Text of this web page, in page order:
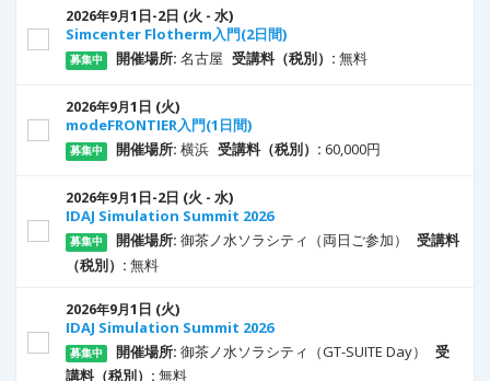
2026年9月1 日-2日 (火 - 水)
Simcenter Flotherm入門(2日間)
募集中 開催場所: 名古屋 受講料（税別）: 無料
2026年9月1 日 (火)
modeFRONTIER入門(1日間)
募集中 開催場所: 横浜 受講料（税別）: 60,000円
2026年9月1 日-2日 (火 - 水)
IDAJ Simulation Summit 2026
募集中 開催場所: 御茶ノ水ソラシティ（両日ご参加）
受講料
（税別）: 無料
2026年9月1 日 (火)
IDAJ Simulation Summit 2026
募集中 開催場所: 御茶ノ水ソラシティ（GT-SUITE Day）
受
講料（税別）: 無料